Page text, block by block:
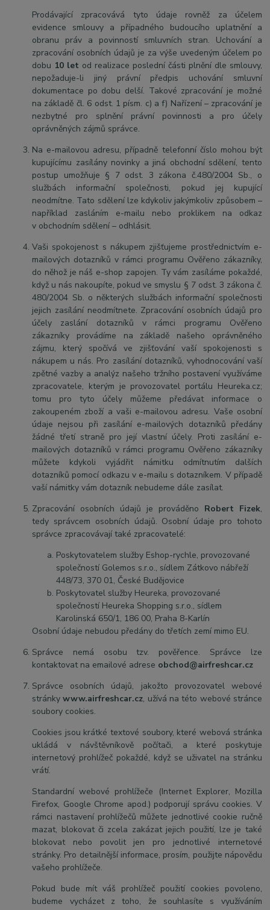
Prodávající zpracovává tyto údaje rovněž za účelem
evidence smlouvy a případného budoucího uplatnění a
obranu práv a povinností smluvních stran. Uchování a
zpracování osobních údajů je za výše uvedeným účelem po
dobu 10 let od realizace poslední části plnění dle smlouvy,
nepožaduje-li jiný právní předpis uchování smluvní
dokumentace po dobu delší. Takové zpracování je možné
na základě čl. 6 odst. 1 písm. c) a f) Nařízení – zpracování je
nezbytné pro splnění právní povinnosti a pro účely
oprávněných zájmů správce.
Na e-mailovou adresu, případně telefonní číslo mohou být
kupujícímu zasílány novinky a jiná obchodní sdělení, tento
postup umožňuje § 7 odst. 3 zákona č.480/2004 Sb., o
službách informační společnosti, pokud jej kupující
neodmítne. Tato sdělení lze kdykoliv jakýmkoliv způsobem –
například zasláním e-mailu nebo proklikem na odkaz
v obchodním sdělení – odhlásit.
Vaši spokojenost s nákupem zjišťujeme prostřednictvím e-
mailových dotazníků v rámci programu Ověřeno zákazníky,
do něhož je náš e-shop zapojen. Ty vám zasíláme pokaždé,
když u nás nakoupíte, pokud ve smyslu § 7 odst. 3 zákona č.
480/2004 Sb. o některých službách informační společnosti
jejich zasílání neodmítnete. Zpracování osobních údajů pro
účely zaslání dotazníků v rámci programu Ověřeno
zákazníky provádíme na základě našeho oprávněného
zájmu, který spočívá ve zjišťování vaší spokojenosti s
nákupem u nás. Pro zasílání dotazníků, vyhodnocování vaší
zpětné vazby a analýz našeho tržního postavení využíváme
zpracovatele, kterým je provozovatel portálu Heureka.cz;
tomu pro tyto účely můžeme předávat informace o
zakoupeném zboží a vaši e-mailovou adresu. Vaše osobní
údaje nejsou při zasílání e-mailových dotazníků předány
žádné třetí straně pro její vlastní účely. Proti zasílání e-
mailových dotazníků v rámci programu Ověřeno zákazníky
můžete kdykoli vyjádřit námitku odmítnutím dalších
dotazníků pomocí odkazu v e-mailu s dotazníkem. V případě
vaší námitky vám dotazník nebudeme dále zasílat.
Zpracování osobních údajů je prováděno Robert Fizek,
tedy správcem osobních údajů. Osobní údaje pro tohoto
správce zpracovávají také zpracovatelé:
Poskytovatelem služby Eshop-rychle, provozované
společností Golemos s.r.o., sídlem Zátkovo nábřeží
448/73, 370 01, České Budějovice
Poskytovatel služby Heureka, provozované
společností Heureka Shopping s.r.o., sídlem
Karolinská 650/1, 186 00, Praha 8-Karlín
Osobní údaje nebudou předány do třetích zemí mimo EU.
Správce nemá osobu tzv. pověřence. Správce lze
kontaktovat na emailové adrese obchod@airfreshcar.cz
Správce osobních údajů, jakožto provozovatel webové
stránkywww.airfreshcar.cz, užívá na této webové stránce
soubory cookies.
Cookies jsou krátké textové soubory, které webová stránka
ukládá v návštěvníkově počítači, a které poskytuje
internetový prohlížeč pokaždé, když se uživatel na stránku
vrátí.
Standardní webové prohlížeče (Internet Explorer, Mozilla
Firefox, Google Chrome apod.) podporují správu cookies. V
rámci nastavení prohlížečů můžete jednotlivé cookie ručně
mazat, blokovat či zcela zakázat jejich použití, lze je také
blokovat nebo povolit jen pro jednotlivé internetové
stránky. Pro detailnější informace, prosím, použijte nápovědu
vašeho prohlížeče.
Pokud bude mít váš prohlížeč použití cookies povoleno,
budeme vycházet z toho, že souhlasíte s využíváním